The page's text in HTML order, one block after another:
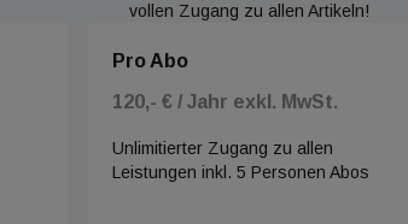
vollen Zugang zu allen Artikeln!
Pro Abo
120,- € / Jahr exkl. MwSt.
Unlimitierter Zugang zu allen
Leistungen inkl. 5 Personen Abos